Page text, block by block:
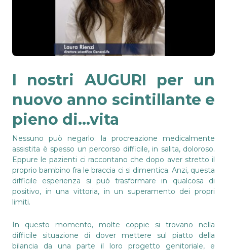
I nostri AUGURI per un
nuovo anno scintillante e
pieno di…vita
Nessuno può negarlo: la procreazione medicalmente
assistita è spesso un percorso difficile, in salita, doloroso.
Eppure le pazienti ci raccontano che dopo aver stretto il
proprio bambino fra le braccia ci si dimentica. Anzi, questa
difficile esperienza si può trasformare in qualcosa di
positivo, in una vittoria, in un superamento dei propri
limiti.
In questo momento, molte coppie si trovano nella
difficile situazione di dover mettere sul piatto della
bilancia da una parte il loro progetto genitoriale, e